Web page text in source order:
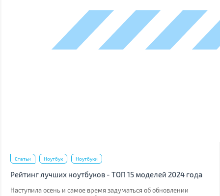
Статьи Ноутбук Ноутбуки
Рейтинг лучших ноутбуков - ТОП 15 моделей 2024 года
Наступила осень и самое время задуматься об обновлении